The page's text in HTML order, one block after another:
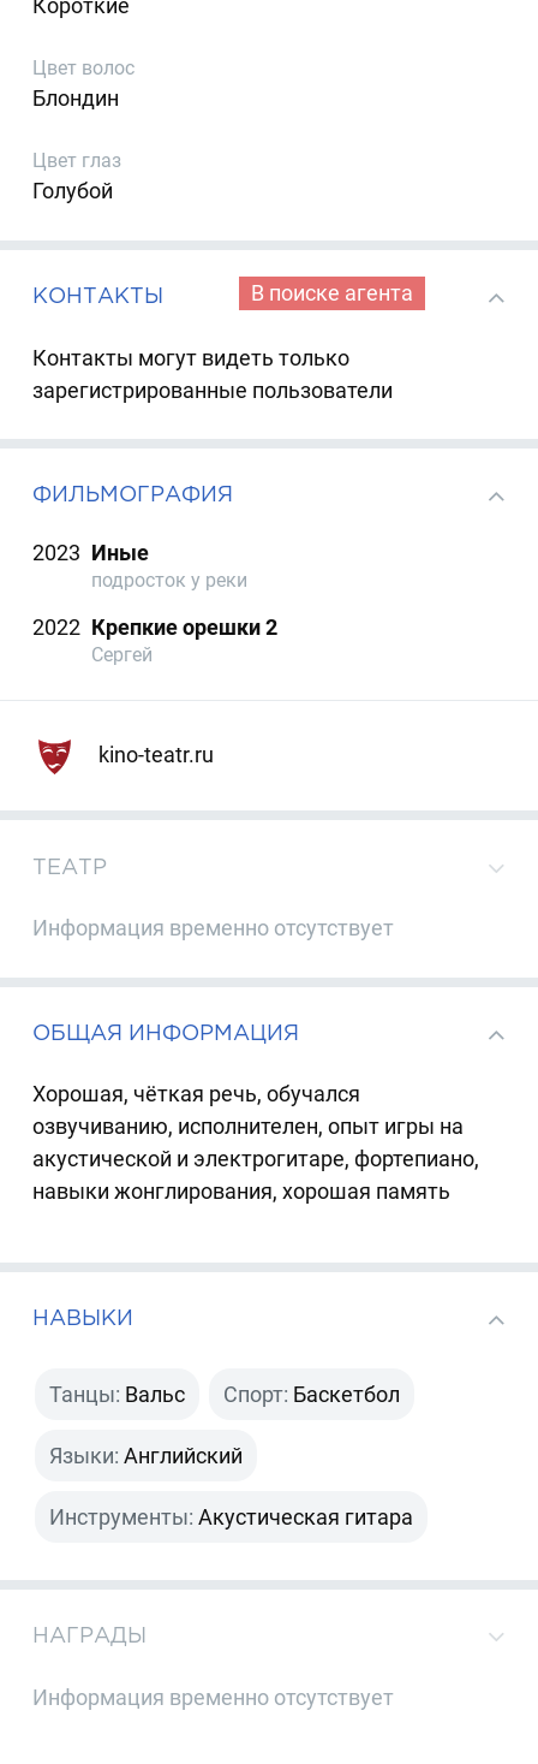
Короткие
Цвет волос
Блондин
Цвет глаз
Голубой
КОНТАКТЫ В поиске агента
Контакты могут видеть только
зарегистрированные пользователи
ФИЛЬМОГРАФИЯ
2023 Иные
подросток у реки
2022 Крепкие орешки 2
Сергей
kino-teatr.ru
ТЕАТР
Информация временно отсутствует
ОБЩАЯ ИНФОРМАЦИЯ
Хорошая, чёткая речь, обучался
озвучиванию, исполнителен, опыт игры на
акустической и электрогитаре, фортепиано,
навыки жонглирования, хорошая память
НАВЫКИ
Танцы: Вальс Спорт: Баскетбол
Языки: Английский
Инструменты: Акустическая гитара
НАГРАДЫ
Информация временно отсутствует